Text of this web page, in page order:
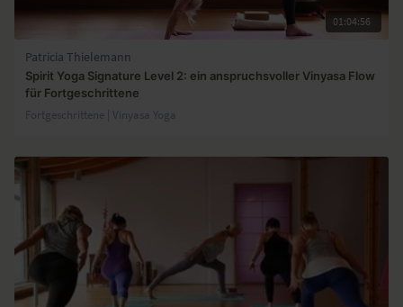
01:04:56
Patricia Thielemann
Spirit Yoga Signature Level 2: ein anspruchsvoller Vinyasa Flow
für Fortgeschrittene
Fortgeschrittene | Vinyasa Yoga